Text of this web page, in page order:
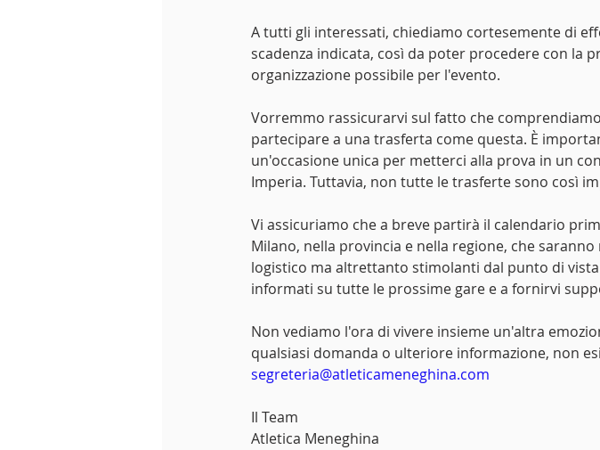
A tutti gli interessati, chiediamo cortesemente di
scadenza indicata, così da poter procedere con la
organizzazione possibile per l'evento.
Vorremmo rassicurarvi sul fatto che
partecipare a una trasferta come questa. È
un'occasione unica per metterci alla prova in un
Imperia. Tuttavia, non tutte le trasferte sono così
Vi assicuriamo che a breve partirà il calendario
Milano, nella provincia e nella regione, che
logistico ma altrettanto stimolanti dal punto di
informati su tutte le prossime gare e a fornirvi
Non vediamo l'ora di vivere insieme un'altra
qualsiasi domanda o ulteriore informazione, non
segreteria@atleticameneghina.com
Il Team
Atletica Meneghina